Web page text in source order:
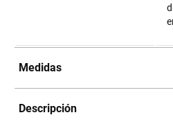
Medidas
Descripción